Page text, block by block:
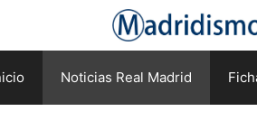
Noticias Real Madrid